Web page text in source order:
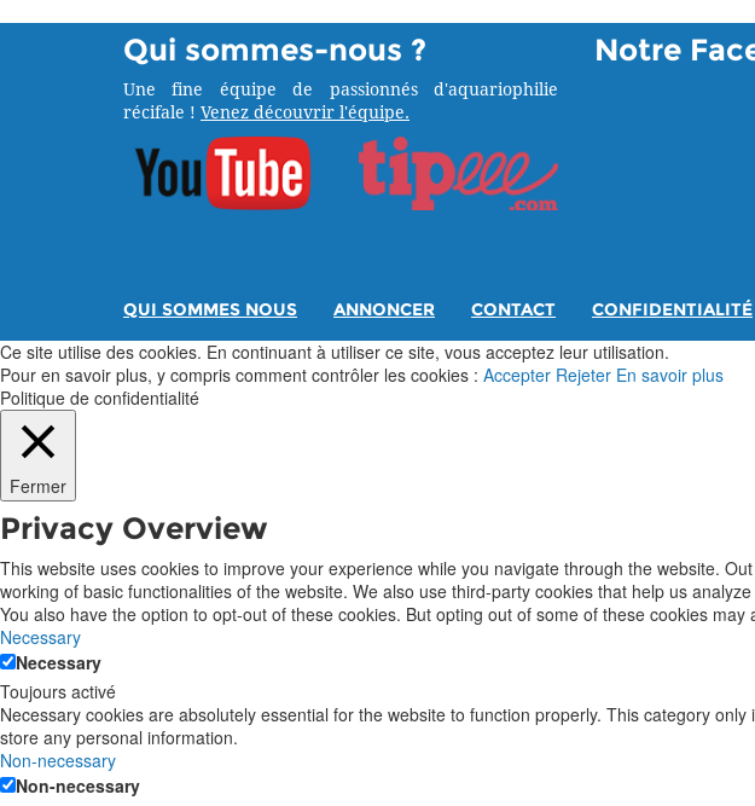
Qui sommes-nous ?
Une fine équipe de passionnés d'aquariophilie
récifale ! Venez découvrir l'équipe.
Notre
QUI SOMMES NOUS ANNONCER CONTACT CONFIDENTIALITÉ
Ce site utilise des cookies. En continuant à utiliser ce site, vous acceptez leur utilisation.
Pour en savoir plus, y compris comment contrôler les cookies : Accepter Rejeter En savoir plus
Politique de confidentialité
Fermer
Privacy Overview
This website uses cookies to improve your experience while you navigate through the website.
working of basic functionalities of the website. We also use third-party cookies that help us
You also have the option to opt-out of these cookies. But opting out of some of these cookies may
Necessary
Necessary
Toujours activé
Necessary cookies are absolutely essential for the website to function properly. This category
store any personal information.
Non-necessary
Non-necessary